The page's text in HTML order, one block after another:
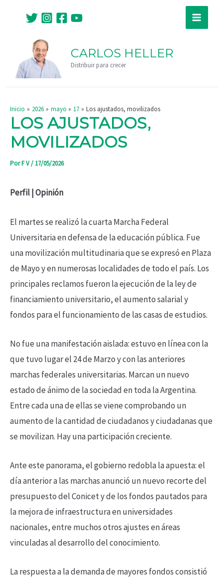
contenido
Main
CARLOS HELLER
Distribuir para crecer
Inicio 2026 mayo 17 Los ajustados, movilizados
LOS AJUSTADOS,
MOVILIZADOS
PorF V/ 17/05/2026
Perfil | Opinión
El martes se realizó la cuarta Marcha Federal
Universitaria en defensa de la educación pública. Fue
una movilización multitudinaria que se expresó en Plaza
de Mayo y en numerosas localidades de todo el país. Los
principales reclamos fueron la ejecución de la ley de
financiamiento universitario, el aumento salarial y
fondos para el funcionamiento de las casas de estudios.
No fue una manifestación aislada: estuvo en línea con la
que tuvo lugar el 24 de Marzo y con las anteriores
marchas federales universitarias. Marcan un nuevo
estado de ánimo de la sociedad en toda la Argentina.
Entre cada una de ellas se viene comprobando un
aumento de la cantidad de ciudadanos y ciudadanas que
se movilizan. Hay una participación creciente.
Ante este panorama, el gobierno redobla la apuesta: el
día anterior a las marchas anunció un nuevo recorte del
presupuesto del Conicet y de los fondos pautados para
la mejora de infraestructura en universidades
nacionales, entre muchos otros ajustes en áreas
vinculadas al desarrollo del conocimiento.
La respuesta a la demanda de mayores fondos consistió
entradas